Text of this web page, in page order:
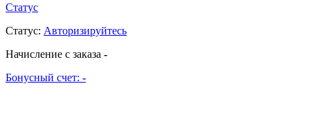
Статус
Статус: Авторизируйтесь
Начисление с заказа -
Бонусный счет: -